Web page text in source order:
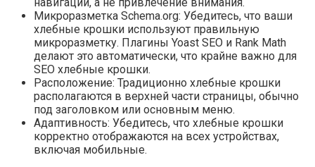
навигации, а не привлечение внимания.
Микроразметка Schema.org: Убедитесь, что ваши
хлебные крошки используют правильную
микроразметку. Плагины Yoast SEO и Rank Math
делают это автоматически, что крайне важно для
SEO хлебные крошки.
Расположение: Традиционно хлебные крошки
располагаются в верхней части страницы, обычно
под заголовком или основным меню.
Адаптивность: Убедитесь, что хлебные крошки
корректно отображаются на всех устройствах,
включая мобильные.